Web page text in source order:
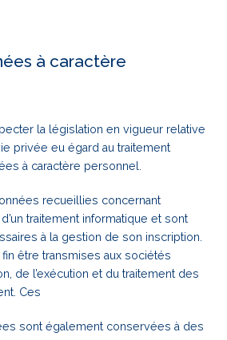
à caractère
la législation en vigueur relative
privée eu égard au traitement
à caractère personnel.
recueillies concernant
d’un traitement informatique et sont
à la gestion de son inscription.
être transmises aux sociétés
de l’exécution et du traitement des
Ces
sont également conservées à des